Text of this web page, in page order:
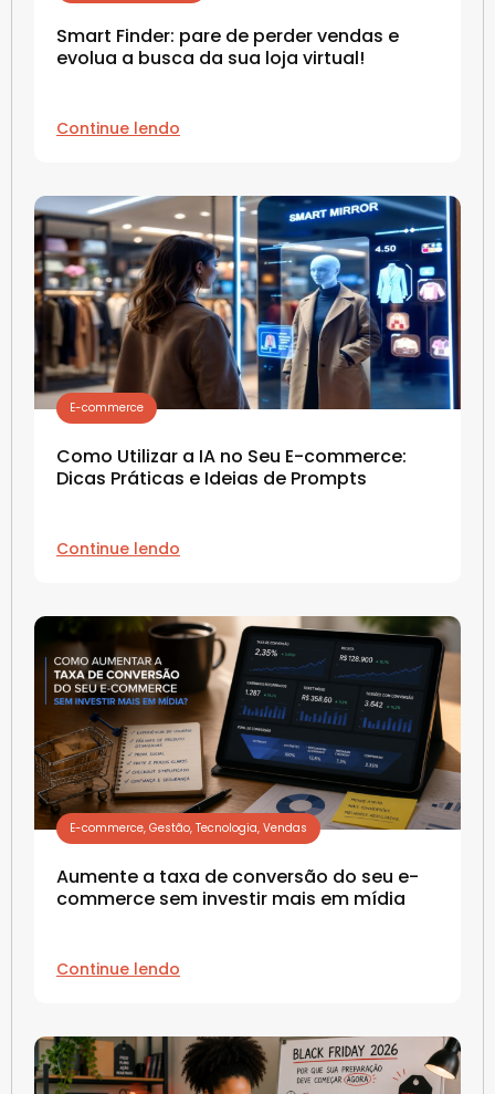
Smart Finder: pare de perder vendas e
evolua a busca da sua loja virtual!
Continue lendo
E-commerce
Como Utilizar a IA no Seu E-commerce:
Dicas Práticas e Ideias de Prompts
Continue lendo
E-commerce, Gestão, Tecnologia, Vendas
Aumente a taxa de conversão do seu e-
commerce sem investir mais em mídia
Continue lendo